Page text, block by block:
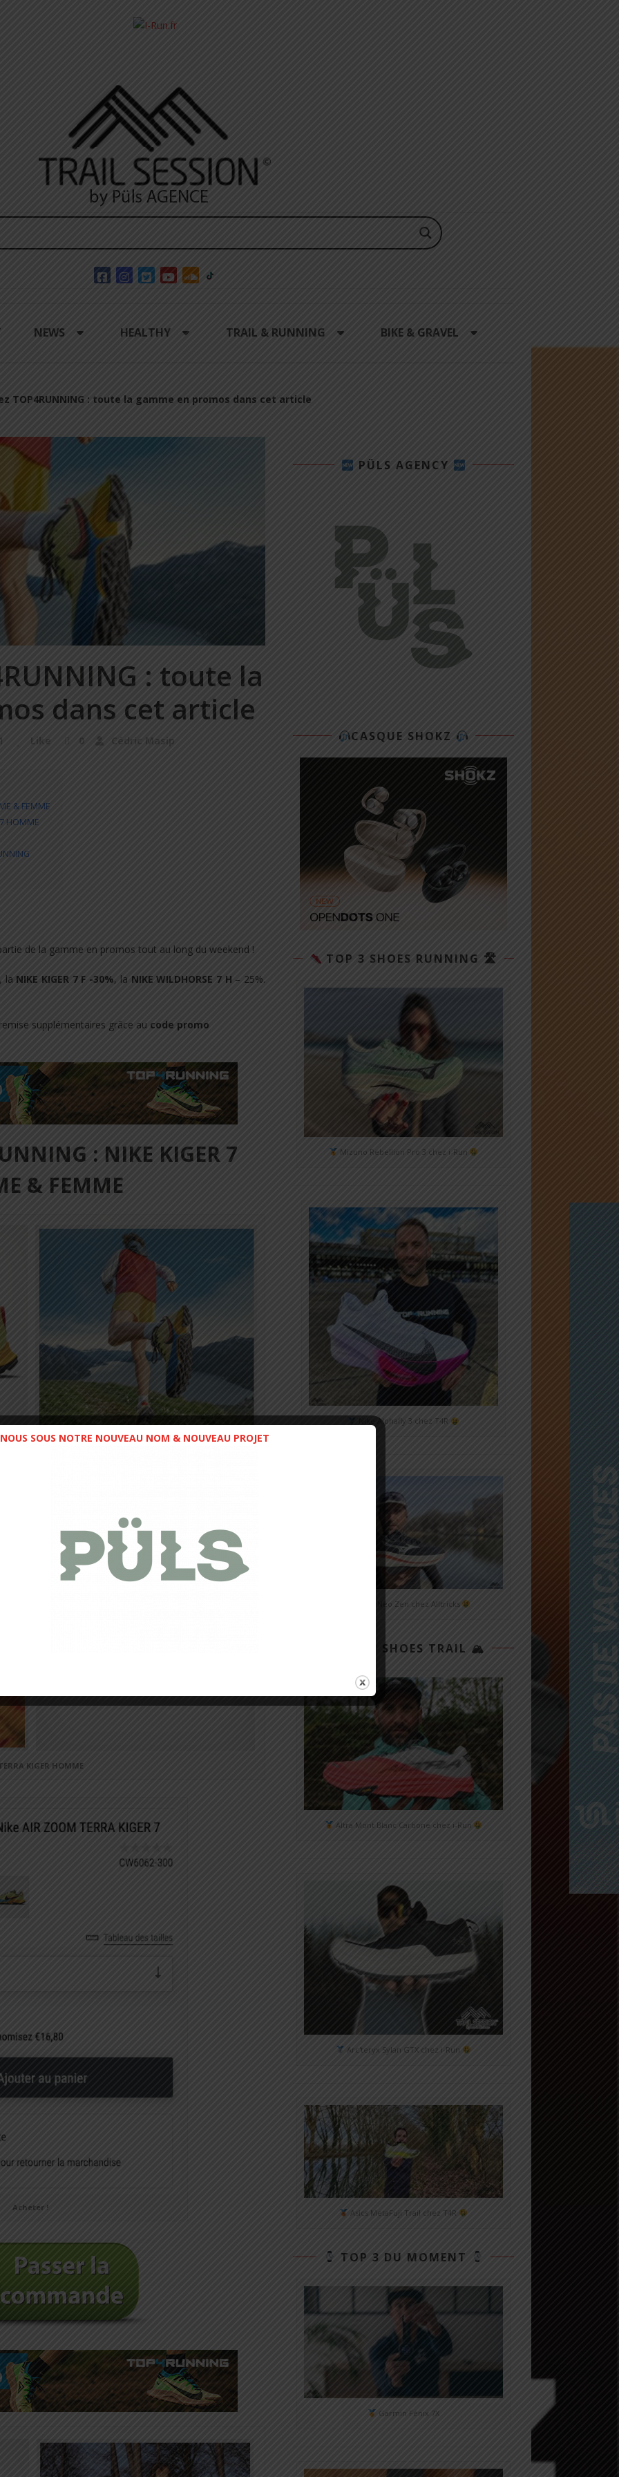
NEWS HEALTHY TRAIL & RUNNING BIKE & GRAVEL
TOP4RUNNING : toute la gamme en promos dans cet article
: toute la
dans cet article
Like 0 Cédric Masip
& FEMME
HOMME
de la gamme en promos tout au long du weekend !
la NIKE KIGER 7 F -30%, la NIKE WILDHORSE 7 H – 25%.
supplémentaires grâce au code promo
: NIKE KIGER 7
& FEMME
KIGER HOMME
Acheter !
PÜLS AGENCY
CASQUE SHOKZ
TOP 3 SHOES RUNNING 🛣
Mizuno Rebellion Pro 3 chez i-Run
Nike Alphafly 3 chez T4R
Mizuno Neo Zen chez Alltricks
TOP 3 SHOES TRAIL 🏔
Altra Mont Blanc Carbone chez i-Run
Arc'teryx Sylan GTX chez i-Run
Asics MetaFuji Trail chez T4R
TOP 3 DU MOMENT
Garmin Fénix 7X
SOUS NOTRE NOUVEAU NOM & NOUVEAU PROJET